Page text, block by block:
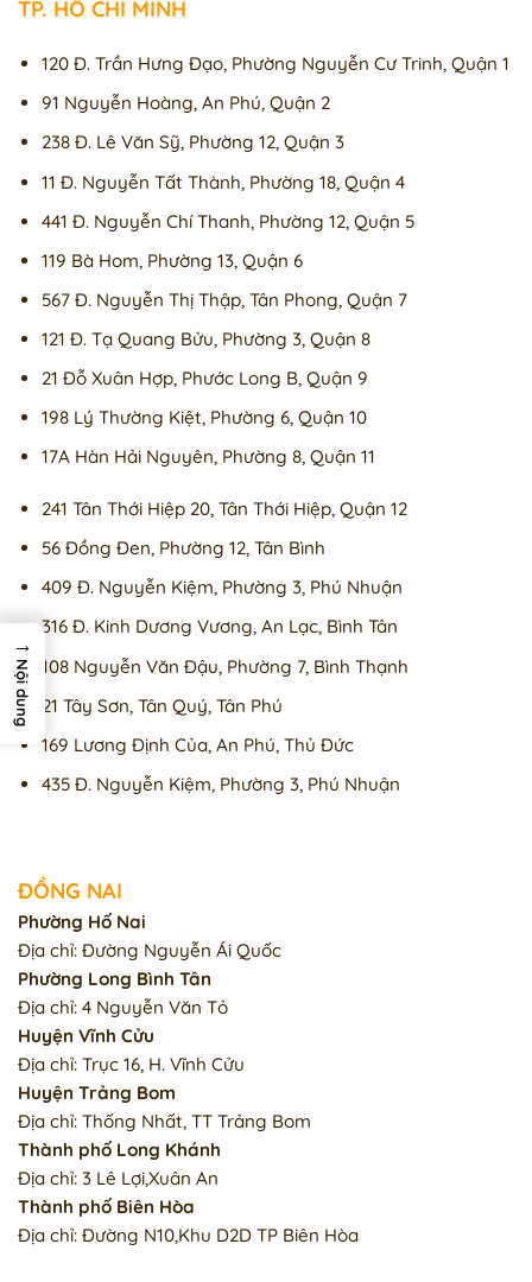
TP. HỒ CHÍ MINH
120 Đ. Trần Hưng Đạo, Phường Nguyễn Cư Trinh, Quận 1
91 Nguyễn Hoàng, An Phú, Quận 2
238 Đ. Lê Văn Sỹ, Phường 12, Quận 3
11 Đ. Nguyễn Tất Thành, Phường 18, Quận 4
441 Đ. Nguyễn Chí Thanh, Phường 12, Quận 5
119 Bà Hom, Phường 13, Quận 6
567 Đ. Nguyễn Thị Thập, Tân Phong, Quận 7
121 Đ. Tạ Quang Bửu, Phường 3, Quận 8
21 Đỗ Xuân Hợp, Phước Long B, Quận 9
198 Lý Thường Kiệt, Phường 6, Quận 10
17A Hàn Hải Nguyên, Phường 8, Quận 11
241 Tân Thới Hiệp 20, Tân Thới Hiệp, Quận 12
56 Đồng Đen, Phường 12, Tân Bình
409 Đ. Nguyễn Kiệm, Phường 3, Phú Nhuận
316 Đ. Kinh Dương Vương, An Lạc, Bình Tân
108 Nguyễn Văn Đậu, Phường 7, Bình Thạnh
21 Tây Sơn, Tân Quý, Tân Phú
169 Lương Định Của, An Phú, Thủ Đức
435 Đ. Nguyễn Kiệm, Phường 3, Phú Nhuận
ĐỒNG NAI
Phường Hố Nai
Địa chỉ: Đường Nguyễn Ái Quốc
Phường Long Bình Tân
Địa chỉ: 4 Nguyễn Văn Tỏ
Huyện Vĩnh Cửu
Địa chỉ: Trục 16, H. Vĩnh Cửu
Huyện Trảng Bom
Địa chỉ: Thống Nhất, TT Trảng Bom
Thành phố Long Khánh
Địa chỉ: 3 Lê Lợi,Xuân An
Thành phố Biên Hòa
Địa chỉ: Đường N10,Khu D2D TP Biên Hòa
→
Nội dung